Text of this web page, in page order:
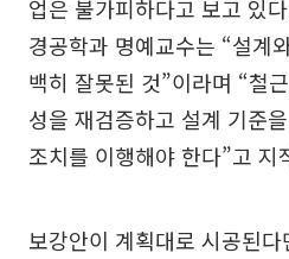
업은 불가피하다고 보고 있
경공학과 명예교수는 “설계
백히 잘못된 것”이라며 “철
성을 재검증하고 설계 기준
조치를 이행해야 한다”고 지
보강안이 계획대로 시공된